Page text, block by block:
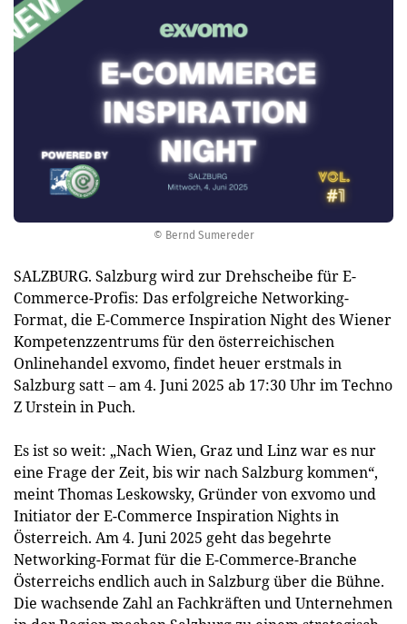
© Bernd Sumereder
SALZBURG. Salzburg wird zur Drehscheibe für E-
Commerce-Profis: Das erfolgreiche Networking-
Format, die E-Commerce Inspiration Night des Wiener
Kompetenzzentrums für den österreichischen
Onlinehandel exvomo, findet heuer erstmals in
Salzburg satt – am 4. Juni 2025 ab 17:30 Uhr im Techno
Z Urstein in Puch.
Es ist so weit: „Nach Wien, Graz und Linz war es nur
eine Frage der Zeit, bis wir nach Salzburg kommen“,
meint Thomas Leskowsky, Gründer von exvomo und
Initiator der E-Commerce Inspiration Nights in
Österreich. Am 4. Juni 2025 geht das begehrte
Networking-Format für die E-Commerce-Branche
Österreichs endlich auch in Salzburg über die Bühne.
Die wachsende Zahl an Fachkräften und Unternehmen